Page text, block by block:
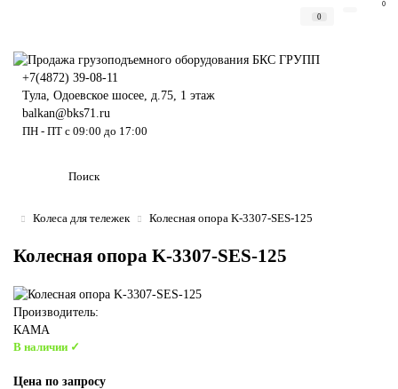
0
0
+7(4872) 39-08-11
Тула, Одоевское шосее, д.75, 1 этаж
balkan@bks71.ru
ПН - ПТ с 09:00 до 17:00
Колеса для тележек Колесная опора K-3307-SES-125
Колесная опора K-3307-SES-125
Производитель:
КАМА
В наличии ✓
Цена по запросу